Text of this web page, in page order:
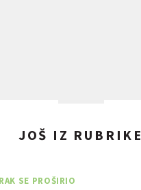
JOŠ IZ RUBRIKE
RAK SE PROŠIRIO